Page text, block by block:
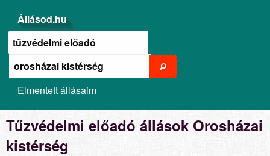
Állásod.hu
Elmentett állásaim
Tűzvédelmi előadó állások Orosházai
kistérség